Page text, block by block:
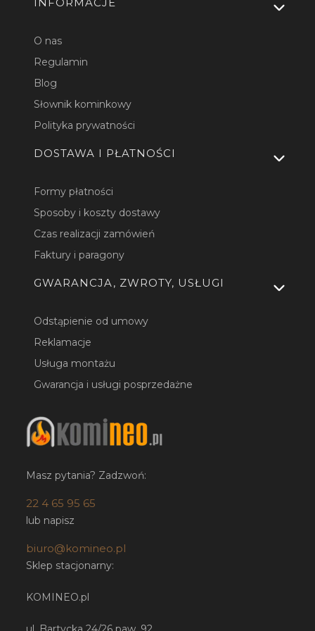
INFORMACJE
O nas
Regulamin
Blog
Słownik kominkowy
Polityka prywatności
DOSTAWA I PŁATNOŚCI
Formy płatności
Sposoby i koszty dostawy
Czas realizacji zamówień
Faktury i paragony
GWARANCJA, ZWROTY, USŁUGI
Odstąpienie od umowy
Reklamacje
Usługa montażu
Gwarancja i usługi posprzedażne
Masz pytania? Zadzwoń:
22 4 65 95 65
lub napisz
biuro@komineo.pl
Sklep stacjonarny:
KOMINEO.pl